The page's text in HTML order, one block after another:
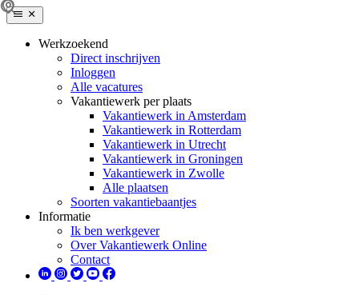
Werkzoekend
Direct inschrijven
Inloggen
Alle vacatures
Vakantiewerk per plaats
Vakantiewerk in Amsterdam
Vakantiewerk in Rotterdam
Vakantiewerk in Utrecht
Vakantiewerk in Groningen
Vakantiewerk in Zwolle
Alle plaatsen
Soorten vakantiebaantjes
Informatie
Ik ben werkgever
Over Vakantiewerk Online
Contact